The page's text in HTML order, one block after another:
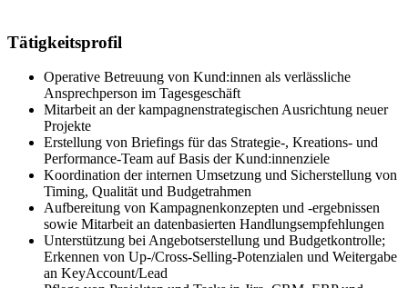
Tätigkeitsprofil
Operative Betreuung von Kund:innen als verlässliche
Ansprechperson im Tagesgeschäft
Mitarbeit an der kampagnenstrategischen Ausrichtung neuer
Projekte
Erstellung von Briefings für das Strategie-, Kreations- und
Performance-Team auf Basis der Kund:innenziele
Koordination der internen Umsetzung und Sicherstellung von
Timing, Qualität und Budgetrahmen
Aufbereitung von Kampagnenkonzepten und -ergebnissen
sowie Mitarbeit an datenbasierten Handlungsempfehlungen
Unterstützung bei Angebotserstellung und Budgetkontrolle;
Erkennen von Up-/Cross-Selling-Potenzialen und Weitergabe
an KeyAccount/Lead